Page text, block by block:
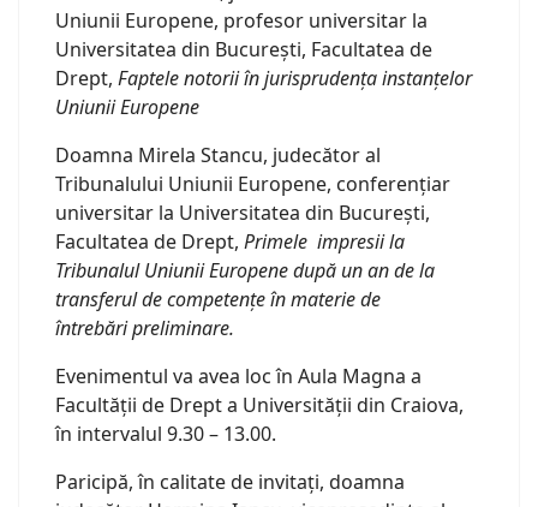
Uniunii Europene, profesor universitar la
Universitatea din București, Facultatea de
Drept, Faptele notorii în jurisprudența instanțelor
Uniunii Europene
Doamna Mirela Stancu, judecător al
Tribunalului Uniunii Europene, conferențiar
universitar la Universitatea din București,
Facultatea de Drept, Primele impresii la
Tribunalul Uniunii Europene după un an de la
transferul de competențe în materie de
întrebări preliminare.
Evenimentul va avea loc în Aula Magna a
Facultății de Drept a Universității din Craiova,
în intervalul 9.30 – 13.00.
Paricipă, în calitate de invitați, doamna